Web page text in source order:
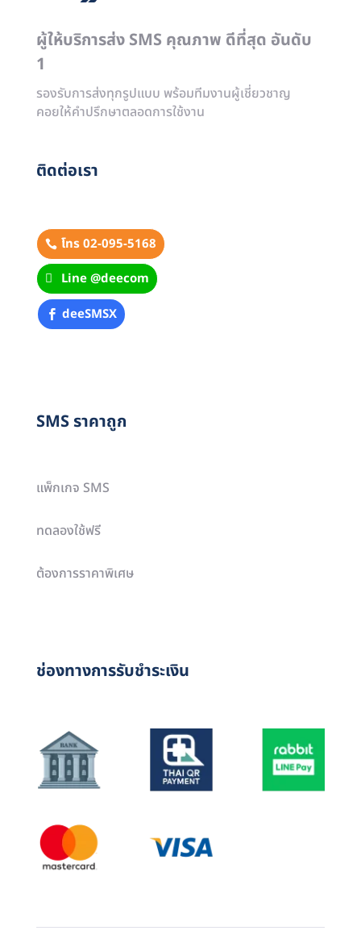
ผู้ให้บริการส่ง SMS คุณภาพ ดีที่สุด อันดับ
1
รองรับการส่งทุกรูปแบบ พร้อมทีมงานผู้เชี่ยวชาญ
คอยให้คำปรึกษาตลอดการใช้งาน
ติดต่อเรา
โทร 02-095-5168
Line @deecom
deeSMSX
SMS ราคาถูก
แพ็กเกจ SMS
ทดลองใช้ฟรี
ต้องการราคาพิเศษ
ช่องทางการรับชำระเงิน